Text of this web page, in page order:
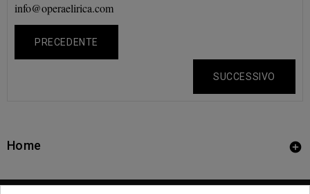
info@operaelirica.com
PRECEDENTE
SUCCESSIVO
Home 